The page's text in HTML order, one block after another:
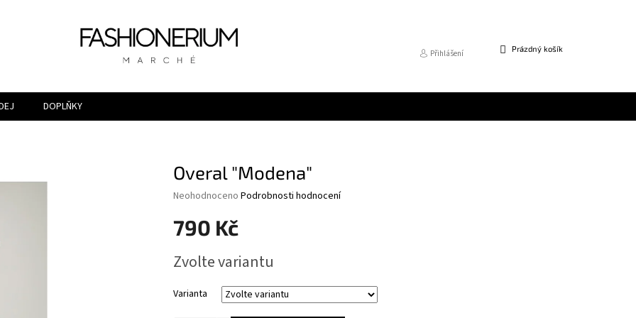
Přihlášení
NÁKUPNÍ
Prázdný košík
DOPLŇKY
Overal "Modena"
Průměrné
produktu
je
z
hvězdiček.
Neohodnoceno Podrobnosti hodnocení
790 Kč
cena:
Zvolte variantu
Varianta